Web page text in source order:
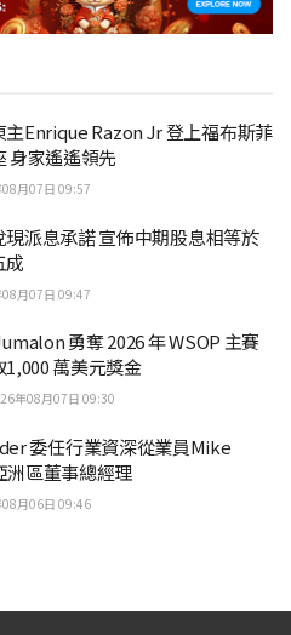
主Enrique Razon Jr 登上福布斯菲
身家遙遙領先
月07日 09:57
派息承諾 宣佈中期股息相等於
成
月07日 09:47
勇奪 2026 年 WSOP 主賽
萬美元獎金
年08月07日 09:30
委任行業資深從業員Mike
區董事總經理
月06日 09:46